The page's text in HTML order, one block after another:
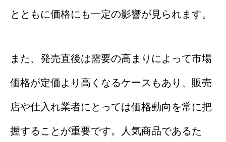
とともに価格にも一定の影響が見られます。
また、発売直後は需要の高まりによって市場
価格が定価より高くなるケースもあり、販売
店や仕入れ業者にとっては価格動向を常に把
握することが重要です。人気商品であるた